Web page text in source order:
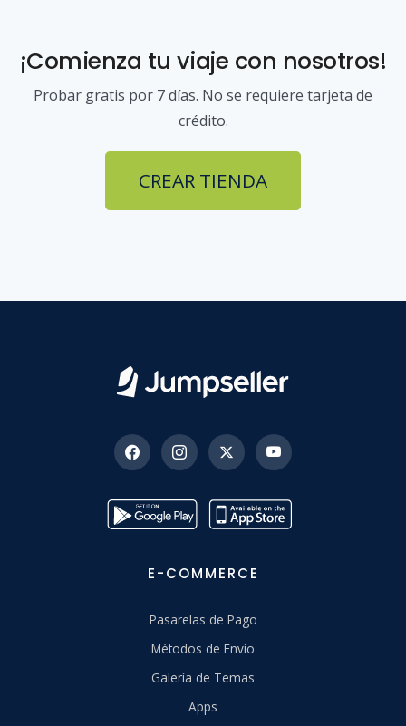
¡Comienza tu viaje con nosotros!
Probar gratis por 7 días. No se requiere tarjeta de
crédito.
CREAR TIENDA
E-COMMERCE
Pasarelas de Pago
Métodos de Envío
Galería de Temas
Apps